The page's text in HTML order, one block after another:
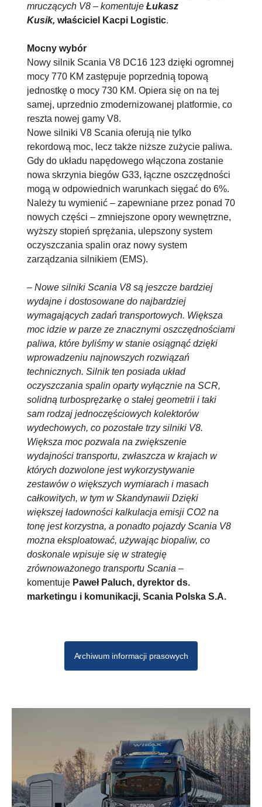
mruczących V8 – komentuje Łukasz
Kusik, właściciel Kacpi Logistic.
Mocny wybór
Nowy silnik Scania V8 DC16 123 dzięki ogromnej
mocy 770 KM zastępuje poprzednią topową
jednostkę o mocy 730 KM. Opiera się on na tej
samej, uprzednio zmodernizowanej platformie, co
reszta nowej gamy V8.
Nowe silniki V8 Scania oferują nie tylko
rekordową moc, lecz także niższe zużycie paliwa.
Gdy do układu napędowego włączona zostanie
nowa skrzynia biegów G33, łączne oszczędności
mogą w odpowiednich warunkach sięgać do 6%.
Należy tu wymienić – zapew­niane przez ponad 70
nowych części – zmniejszone opory wewnętrzne,
wyższy stopień sprężania, ulepszony system
oczyszczania spalin oraz nowy system
zarządzania silnikiem (EMS).
– Nowe silniki Scania V8 są jeszcze bardziej
wydajne i dostosowane do najbardziej
wymagających zadań transportowych. Większa
moc idzie w parze ze znacznymi oszczędnościami
paliwa, które byliśmy w stanie osiągnąć dzięki
wprowadzeniu najnowszych rozwiązań
technicznych. Silnik ten posiada układ
oczyszczania spalin oparty wyłącznie na SCR,
solidną turbosprężarkę o stałej geometrii i taki
sam rodzaj jednoczęściowych kolektorów
wydechowych, co pozostałe trzy silniki V8.
Większa moc pozwala na zwiększenie
wydajności transportu, zwłaszcza w krajach w
których dozwolone jest wykorzystywanie
zestawów o większych wymiarach i masach
całkowitych, w tym w Skandynawii Dzięki
większej ładowności kalkulacja emisji CO2 na
tonę jest korzystna, a ponadto pojazdy Scania V8
można eksploatować, używając biopaliw, co
doskonale wpisuje się w strategię
zrównoważonego transportu Scania –
komentuje Paweł Paluch, dyrektor ds.
marketingu i komunikacji, Scania Polska S.A.
Archiwum informacji prasowych